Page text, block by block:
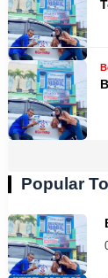
Popular